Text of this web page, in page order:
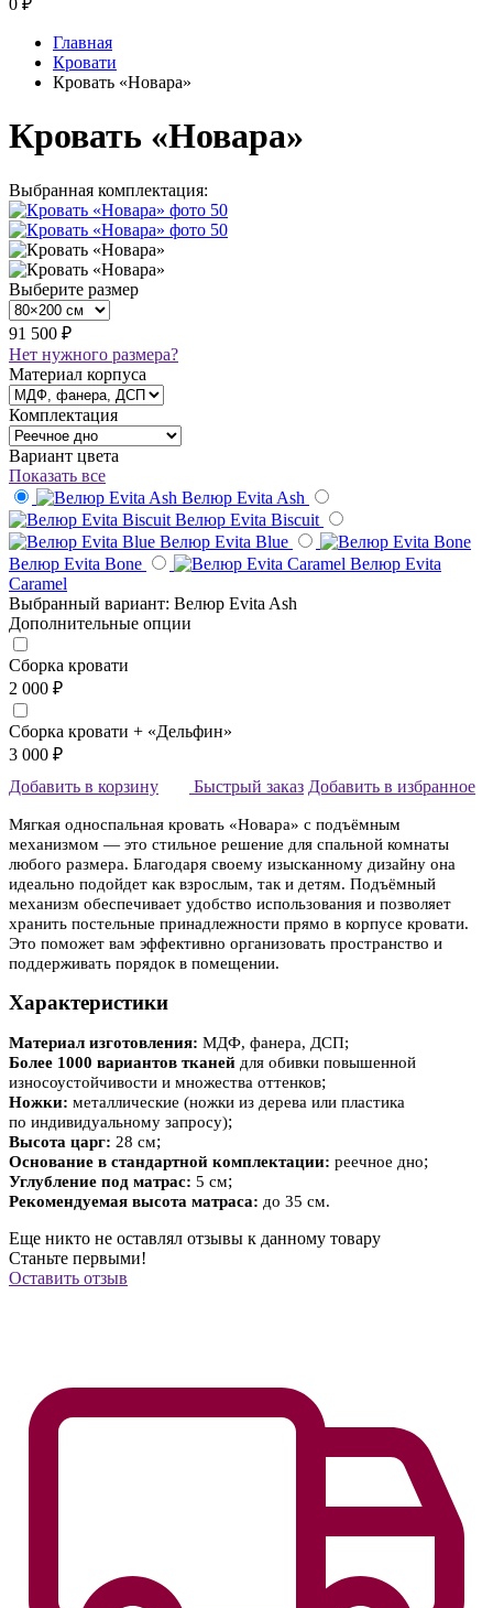
0 ₽
Главная
Кровати
Кровать «Новара»
Кровать «Новара»
Выбранная комплектация:
Выберите размер
91 500 ₽
Нет нужного размера?
Материал корпуса
Комплектация
Вариант цвета
Показать все
Велюр Evita Ash
Велюр Evita Biscuit
Велюр Evita Blue
Велюр Evita Bone
Велюр Evita
Caramel
Выбранный вариант: Велюр Evita Ash
Дополнительные опции
Сборка кровати
2 000 ₽
Сборка кровати + «Дельфин»
3 000 ₽
Добавить в корзину
Быстрый заказ Добавить в избранное
Мягкая односпальная кровать «Новара» с подъёмным
механизмом — это стильное решение для спальной комнаты
любого размера. Благодаря своему изысканному дизайну она
идеально подойдет как взрослым, так и детям. Подъёмный
механизм обеспечивает удобство использования и позволяет
хранить постельные принадлежности прямо в корпусе кровати.
Это поможет вам эффективно организовать пространство и
поддерживать порядок в помещении.
Характеристики
Материал изготовления: МДФ, фанера, ДСП;
Более 1000 вариантов тканей для обивки повышенной
износоустойчивости и множества оттенков;
Ножки: металлические (ножки из дерева или пластика
по индивидуальному запросу);
Высота царг: 28 см;
Основание в стандартной комплектации: реечное дно;
Углубление под матрас: 5 см;
Рекомендуемая высота матраса: до 35 см.
Еще никто не оставлял отзывы к данному товару
Станьте первыми!
Оставить отзыв